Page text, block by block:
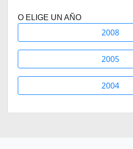
O ELIGE UN AÑO
2008
2005
2004